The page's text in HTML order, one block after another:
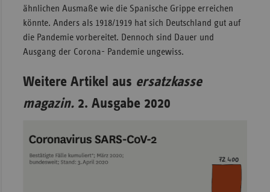
ähnlichen Ausmaße wie die Spanische Grippe erreichen
könnte. Anders als 1918/1919 hat sich Deutschland gut auf
die Pandemie vorbereitet. Dennoch sind Dauer und
Ausgang der Corona- Pandemie ungewiss.
Weitere Artikel aus ersatzkasse
magazin.2. Ausgabe 2020